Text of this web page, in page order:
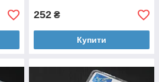
252 ₴
Купити